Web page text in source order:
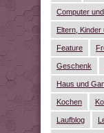
Computer
Eltern, Kinder
Feature
Geschenk
Haus und
Kochen
Laufblog